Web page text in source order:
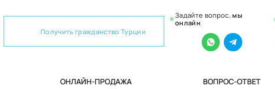
Получить гражданство Турции
Задайте вопрос,мы
онлайн
ОНЛАЙН-ПРОДАЖА ВОПРОС-ОТВЕТ